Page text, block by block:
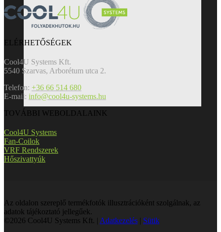
ELÉRHETŐSÉGEK
Cool4U Systems Kft.
5540 Szarvas, Arborétum utca 2.
Telefon: +36 66 514 680
E-mail: info@cool4u-systems.hu
TOVÁBBI WEBOLDALAINK
Cool4U Systems
Fan-Coilok
VRF Rendszerek
Hőszivattyúk
Az oldalon szereplő termékfotók illusztrációként szolgálnak, az
adatok tájékoztató jellegűek.
©2026 Cool4U Systems Kft. | Adatkezelés | Sütik